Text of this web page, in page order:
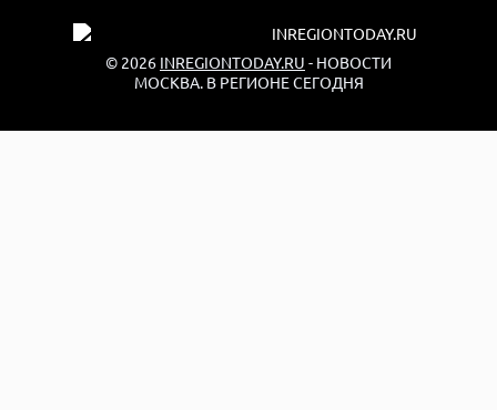
© 2026 INREGIONTODAY.RU - НОВОСТИ
МОСКВА. В РЕГИОНЕ СЕГОДНЯ